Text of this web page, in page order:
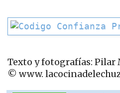
Texto y fotografías: Pilar
© www.